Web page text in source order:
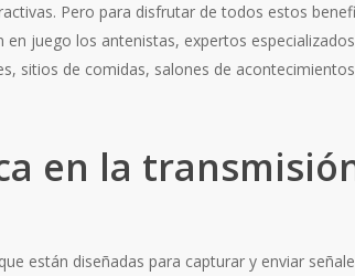
Pero para disfrutar de todos estos
juego los antenistas, expertos
sitios de comidas, salones de
en la
están diseñadas para capturar y enviar